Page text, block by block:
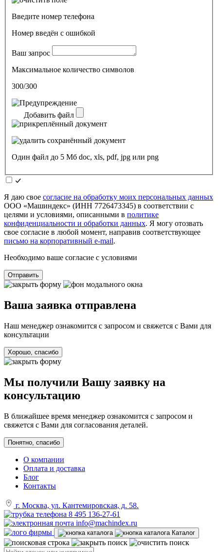
Введите номер телефона
Номер введён c ошибкой
Ваш запрос
Максимальное количество символов
300/300
Добавить файл
Один файл до 5 Мб doc, xls, pdf, jpg или png
Я даю свое согласие на обработку моих персональных данных
ООО «Машиндекс» (ИНН 7726473345) в соответствии с
целями и условиями, описанными в политике
конфиденциальности и обработки данных. Я могу отозвать
свое согласие в любой момент, направив соответствующее
письмо на корпоративный e-mail.
Необходимо ваше согласие с условиями
Отправить
Ваша заявка отправлена
Наш менеджер ознакомится с запросом и свяжется с Вами для
консультации
Хорошо, спасибо
Мы получили Вашу заявку на
консультацию
В ближайшее время менеджер ознакомится с запросом и
свяжется с Вами для согласования деталей.
Понятно, спасибо
О компании
Оплата и доставка
Блог
Контакты
г. Москва, ул. Кантемировская, д. 58.
8 495 136-27-61
info@machindex.ru
Каталог